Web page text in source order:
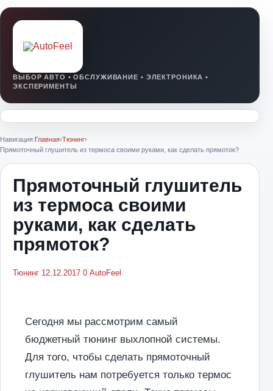
Навигация:Главная›Тюнинг›
Прямоточный глушитель из термоса своими руками, как сделать прямоток?
Прямоточный глушитель
из термоса своими
руками, как сделать
прямоток?
Тюнинг 12.12.2017 0 AutoFeel
Сегодня мы рассмотрим самый
бюджетный тюнинг выхлопной системы.
Для того, чтобы сделать прямоточный
глушитель нам потребуется только термос